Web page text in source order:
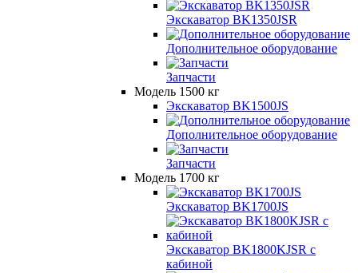
Экскаватор BK1350JSR
Дополнительное оборудование
Запчасти
Модель 1500 кг
Экскаватор BK1500JS
Дополнительное оборудование
Запчасти
Модель 1700 кг
Экскаватор BK1700JS
Экскаватор BK1800KJSR с
кабиной